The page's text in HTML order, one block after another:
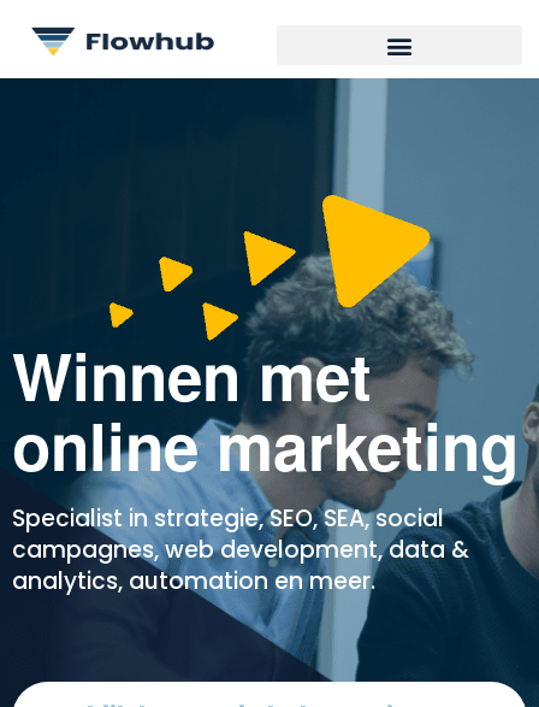
Winnen met
online marketing
Specialist in strategie, SEO, SEA, social
campagnes, web development, data &
analytics, automation en meer.